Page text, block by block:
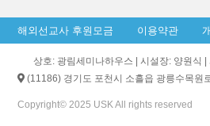
해외선교사 후원모금 이용약관
상호: 광림세미나하우스 | 시설장: 양원식
(11186) 경기도 포천시 소흘읍 광릉수목원
Copyright© 2025 USK All rights reserved